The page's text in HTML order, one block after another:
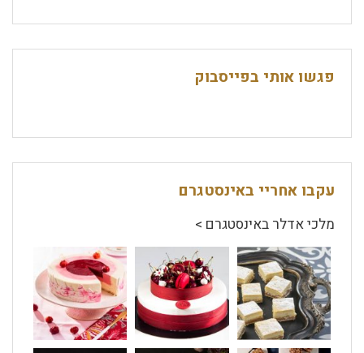
פגשו אותי בפייסבוק
עקבו אחריי באינסטגרם
מלכי אדלר באינסטגרם >